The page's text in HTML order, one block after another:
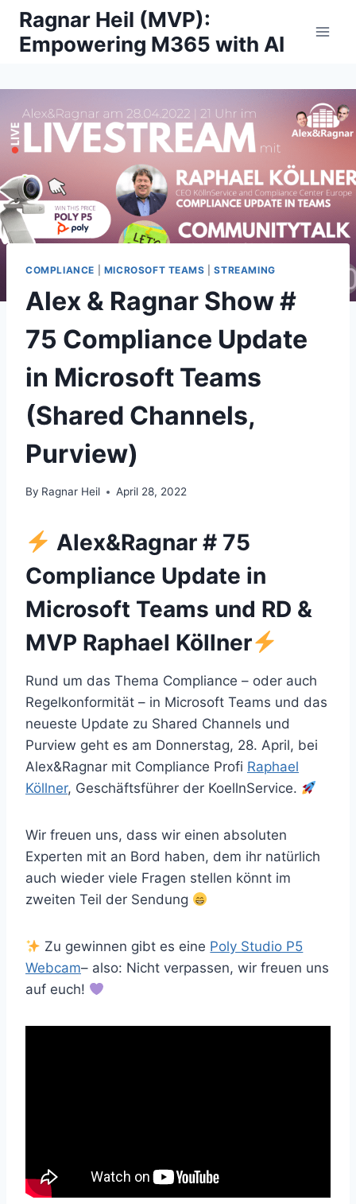
Skip
content
Ragnar Heil (MVP):
Empowering M365 with AI
COMPLIANCE MICROSOFT TEAMS |STREAMING
Alex & Ragnar Show #
75 Compliance Update
in Microsoft Teams
(Shared Channels,
Purview)
By Ragnar Heil April 28, 2022
Alex&Ragnar # 75
Compliance Update in
Microsoft Teams und RD &
MVP Raphael Köllner
Rund um das Thema Compliance – oder auch
Regelkonformität – in Microsoft Teams und das
neueste Update zu Shared Channels und
Purview geht es am Donnerstag, 28. April, bei
Alex&Ragnar mit Compliance Profi Raphael
Köllner, Geschäftsführer der KoellnService.
Wir freuen uns, dass wir einen absoluten
Experten mit an Bord haben, dem ihr natürlich
auch wieder viele Fragen stellen könnt im
zweiten Teil der Sendung
Zu gewinnen gibt es eine Poly Studio P5
Webcam– also: Nicht verpassen, wir freuen uns
auf euch!